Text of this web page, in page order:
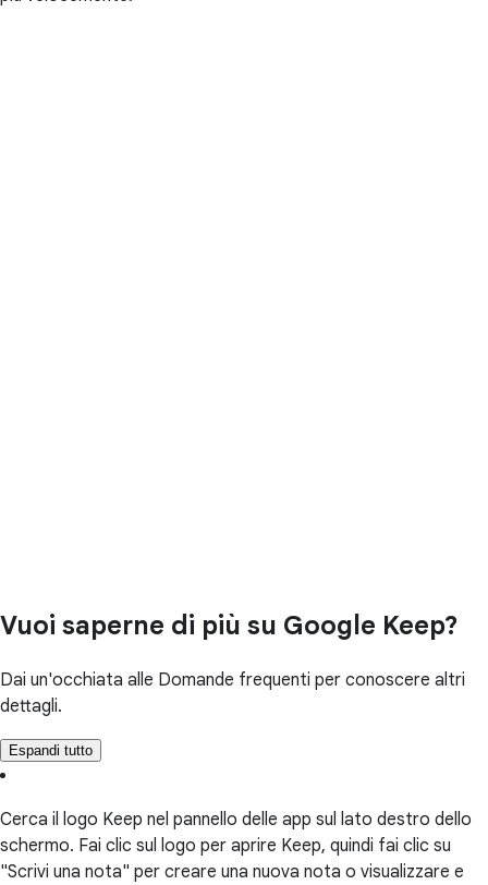
Vuoi saperne di più su Google Keep?
Dai un'occhiata alle Domande frequenti per conoscere altri
dettagli.
Espandi tutto
Cerca il logo Keep nel pannello delle app sul lato destro dello
schermo. Fai clic sul logo per aprire Keep, quindi fai clic su
"Scrivi una nota" per creare una nuova nota o visualizzare e